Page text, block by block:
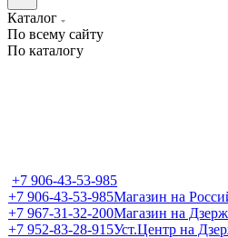
Каталог
По всему сайту
По каталогу
+7 906-43-53-985
+7 906-43-53-985Магазин на
+7 967-31-32-200Магазин на
+7 952-83-28-915Уст.Центр на